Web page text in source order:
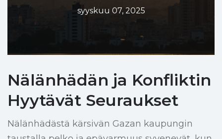
syyskuu 07, 2025
Nälänhädän ja Konfliktin
Hyytävät Seuraukset
Nälänhädästä kärsivän Gazan kaupungin